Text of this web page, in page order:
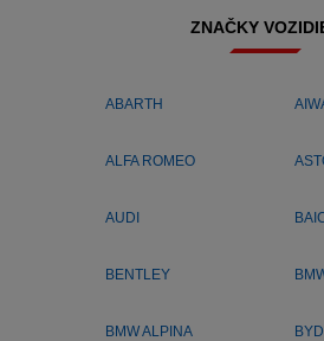
ZNAČKY
ABARTH
ALFA ROMEO
AUDI
BENTLEY
BMW ALPINA BYD